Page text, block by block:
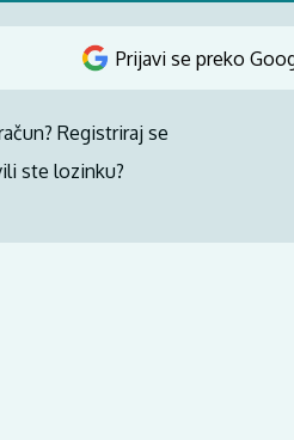
Prijavi se preko
Registriraj se
ste lozinku?